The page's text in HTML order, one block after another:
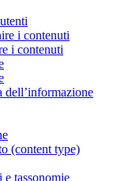
i contenuti
i contenuti
dell’informazione
(content type)
tassonomie